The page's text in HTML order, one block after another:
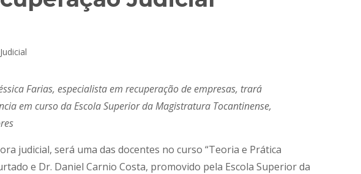
Farias, especialista em recuperação de empresas, trará
em curso da Escola Superior da Magistratura Tocantinense,
judicial, será uma das docentes no curso “Teoria e Prática
e Dr. Daniel Carnio Costa, promovido pela Escola Superior da